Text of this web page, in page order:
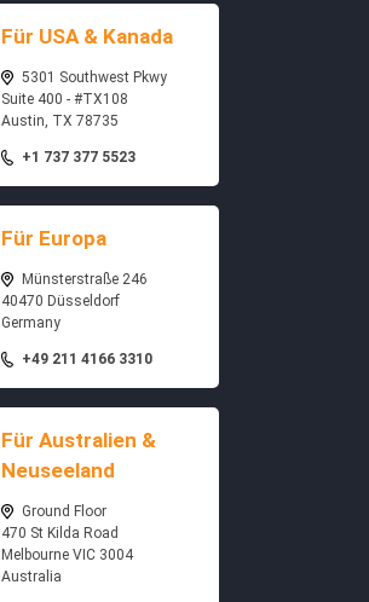
Für USA & Kanada
5301 Southwest Pkwy
Suite 400 - #TX108
Austin, TX 78735
+1 737 377 5523
Für Europa
Münsterstraße 246
40470 Düsseldorf
Germany
+49 211 4166 3310
Für Australien &
Neuseeland
Ground Floor
470 St Kilda Road
Melbourne VIC 3004
Australia